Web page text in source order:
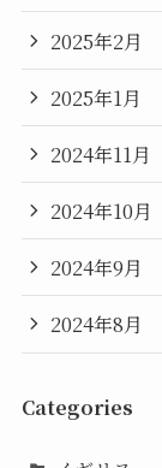
2025年2月
2025年1月
2024年11月
2024年10月
2024年9月
2024年8月
Categories